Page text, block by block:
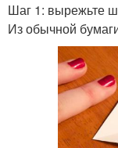
Шаг 1: вырежьте
Из обычной